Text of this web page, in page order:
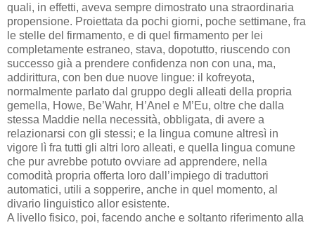
quali, in effetti, aveva sempre dimostrato una straordinaria
propensione. Proiettata da pochi giorni, poche settimane, fra
le stelle del firmamento, e di quel firmamento per lei
completamente estraneo, stava, dopotutto, riuscendo con
successo già a prendere confidenza non con una, ma,
addirittura, con ben due nuove lingue: il kofreyota,
normalmente parlato dal gruppo degli alleati della propria
gemella, Howe, Be’Wahr, H’Anel e M’Eu, oltre che dalla
stessa Maddie nella necessità, obbligata, di avere a
relazionarsi con gli stessi; e la lingua comune altresì in
vigore lì fra tutti gli altri loro alleati, e quella lingua comune
che pur avrebbe potuto ovviare ad apprendere, nella
comodità propria offerta loro dall’impiego di traduttori
automatici, utili a sopperire, anche in quel momento, al
divario linguistico allor esistente.
A livello fisico, poi, facendo anche e soltanto riferimento alla